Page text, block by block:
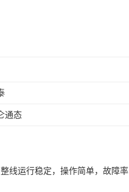
通态
线运行稳定，操作简单，故障率